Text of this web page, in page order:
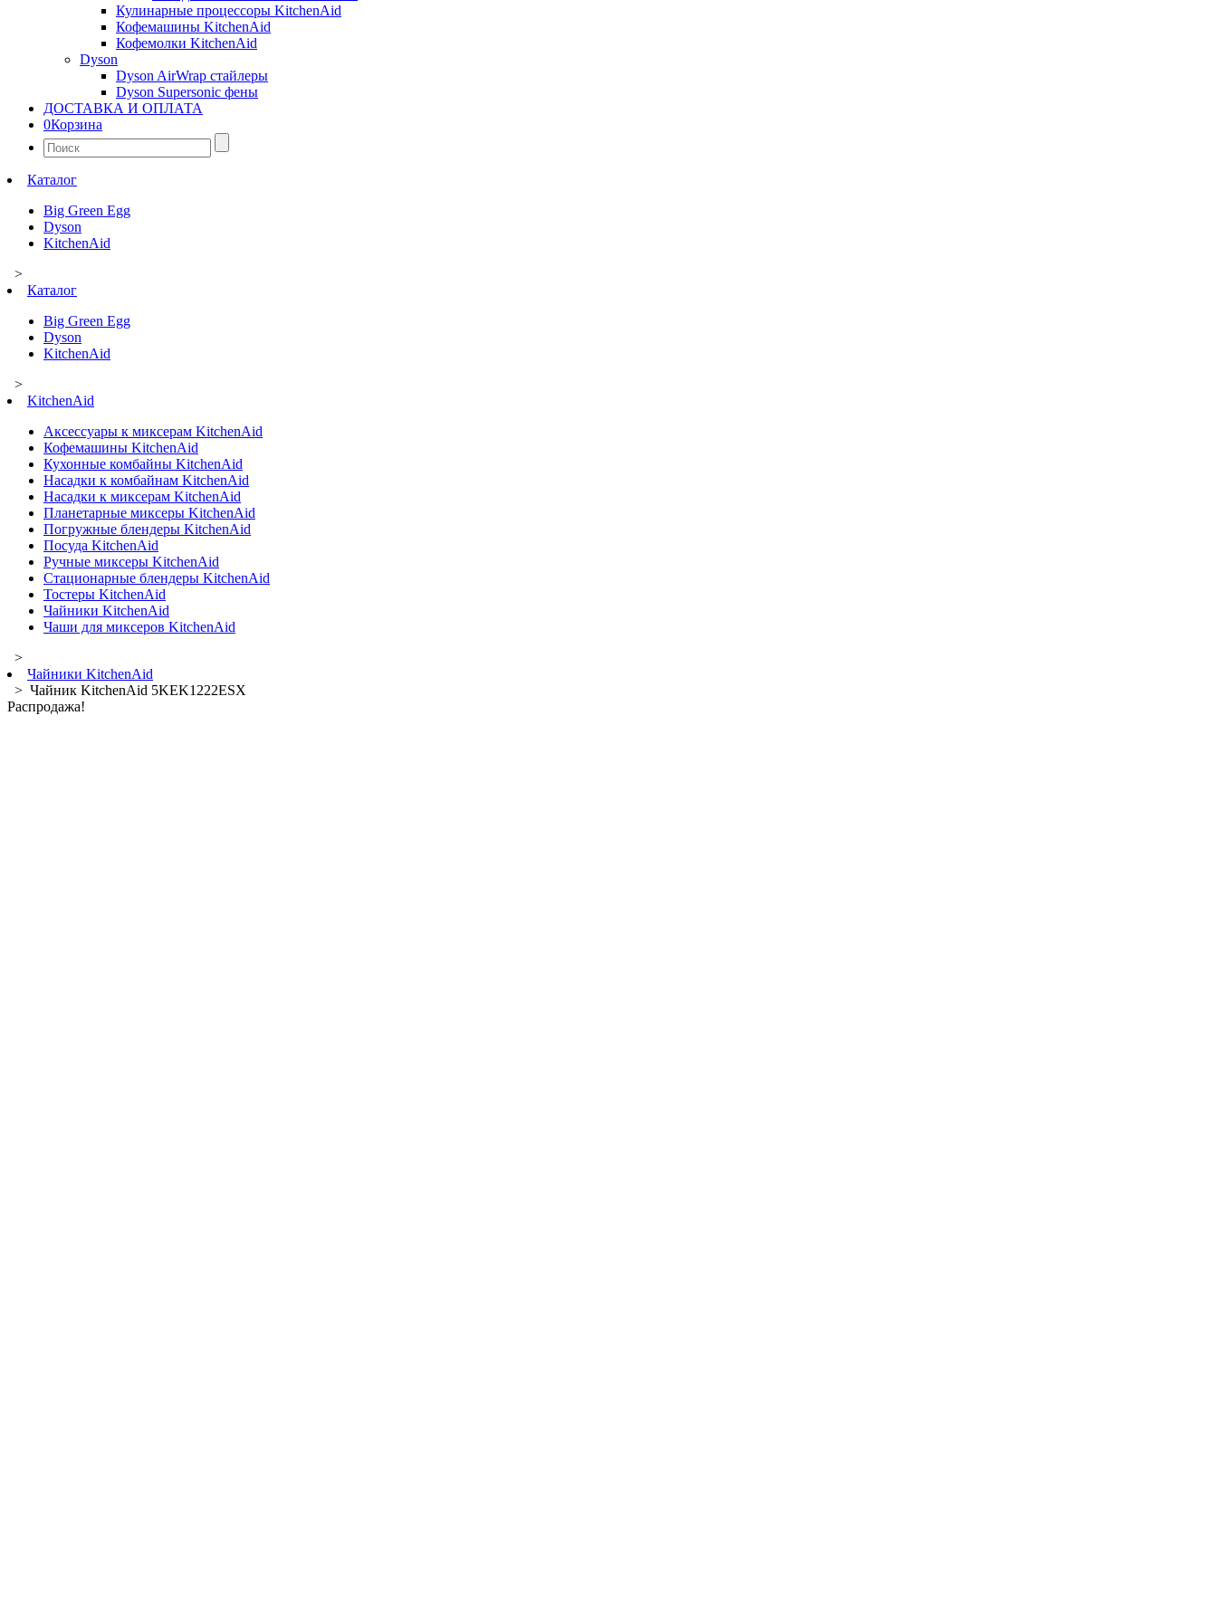
Кулинарные процессоры KitchenAid
Кофемашины KitchenAid
Кофемолки KitchenAid
Dyson
Dyson AirWrap стайлеры
Dyson Supersonic фены
ДОСТАВКА И ОПЛАТА
0Корзина
Найти:
Каталог
Big Green Egg
Dyson
KitchenAid
>
Каталог
Big Green Egg
Dyson
KitchenAid
>
KitchenAid
Аксессуары к миксерам KitchenAid
Кофемашины KitchenAid
Кухонные комбайны KitchenAid
Насадки к комбайнам KitchenAid
Насадки к миксерам KitchenAid
Планетарные миксеры KitchenAid
Погружные блендеры KitchenAid
Посуда KitchenAid
Ручные миксеры KitchenAid
Стационарные блендеры KitchenAid
Тостеры KitchenAid
Чайники KitchenAid
Чаши для миксеров KitchenAid
>
Чайники KitchenAid
> Чайник KitchenAid 5KEK1222ESX
Распродажа!